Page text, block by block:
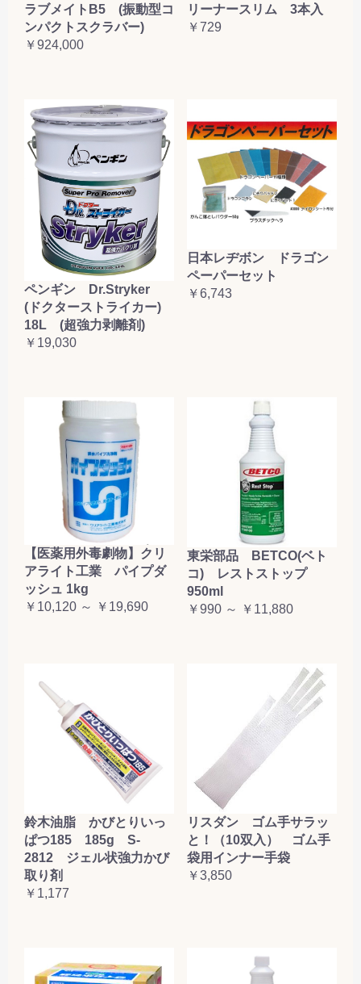
ラブメイトB5 (振動型コ
ンパクトスクラバー)
￥924,000
リーナースリム 3本入
￥729
ペンギン Dr.Stryker
(ドクターストライカー)
18L (超強力剥離剤)
￥19,030
日本レヂボン ドラゴン
ペーパーセット
￥6,743
【医薬用外毒劇物】クリ
アライト工業 パイプダ
ッシュ 1kg
￥10,120 ～ ￥19,690
東栄部品 BETCO(ベト
コ) レストストップ
950ml
￥990 ～ ￥11,880
鈴木油脂 かびとりいっ
ぱつ185 185g S-
2812 ジェル状強力かび
取り剤
￥1,177
リスダン ゴム手サラッ
と！（10双入） ゴム手
袋用インナー手袋
￥3,850